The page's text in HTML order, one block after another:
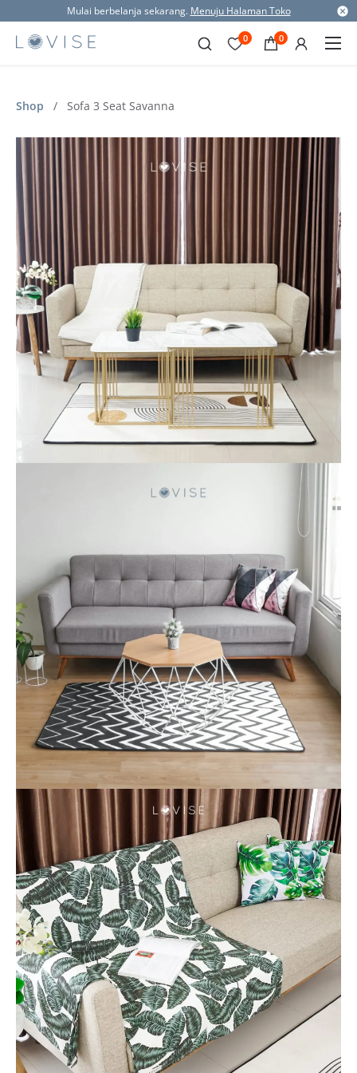
Mulai berbelanja sekarang. Menuju Halaman Toko
0 0
Shop / Sofa 3 Seat Savanna